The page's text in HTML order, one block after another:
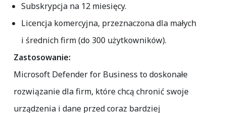
Subskrypcja na 12 miesięcy.
Licencja komercyjna, przeznaczona dla małych
i średnich firm (do 300 użytkowników).
Zastosowanie:
Microsoft Defender for Business to doskonałe
rozwiązanie dla firm, które chcą chronić swoje
urządzenia i dane przed coraz bardziej